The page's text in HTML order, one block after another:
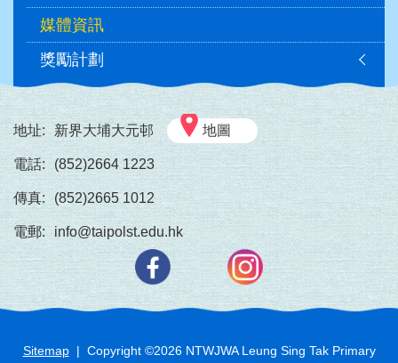
媒體資訊
獎勵計劃
地址: 新界大埔大元邨 地圖
電話: (852)2664 1223
傳真: (852)2665 1012
電郵: info@taipolst.edu.hk
Sitemap| Copyright ©2026NTWJWA Leung Sing Tak Primary